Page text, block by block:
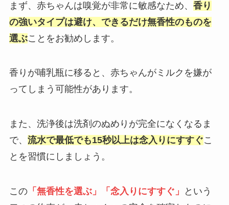
まず、赤ちゃんは嗅覚が非常に敏感なため、 香り
の強いタイプは避け、できるだけ無香性のものを
選ぶことをお勧めします。
香りが哺乳瓶に移ると、赤ちゃんがミルクを嫌が
ってしまう可能性があります。
また、洗浄後は洗剤のぬめりが完全になくなるま
で、 流水で最低でも15秒以上は念入りにすすぐこ
とを習慣にしましょう。
この「無香性を選ぶ」「念入りにすすぐ」
という